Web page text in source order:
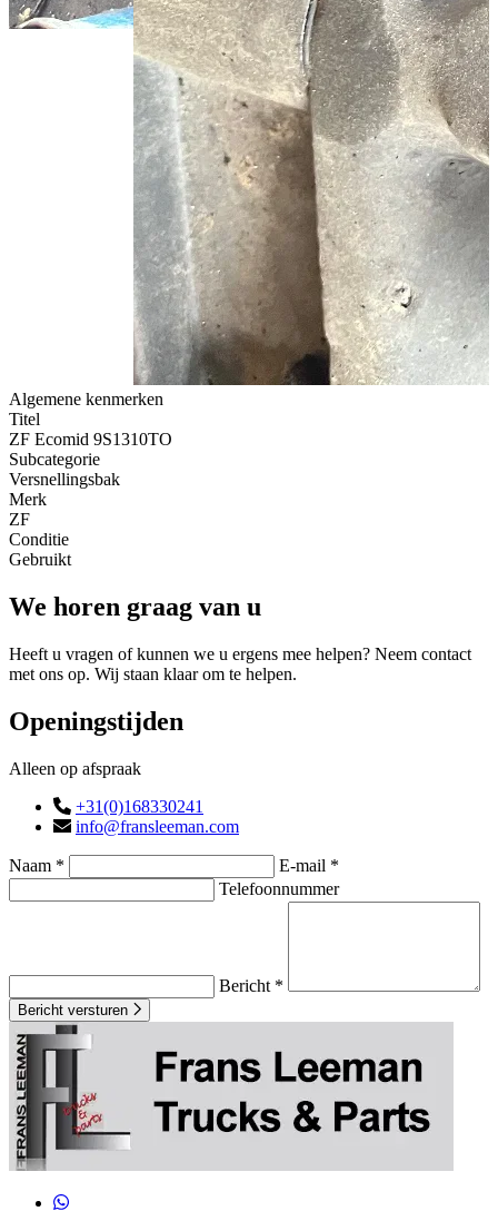
Algemene kenmerken
Titel
ZF Ecomid 9S1310TO
Subcategorie
Versnellingsbak
Merk
ZF
Conditie
Gebruikt
We horen graag van u
Heeft u vragen of kunnen we u ergens mee helpen? Neem contact
met ons op. Wij staan klaar om te helpen.
Openingstijden
Alleen op afspraak
+31(0)168330241
info@fransleeman.com
Naam *
E-mail *
Telefoonnummer
Bericht *
Bericht versturen